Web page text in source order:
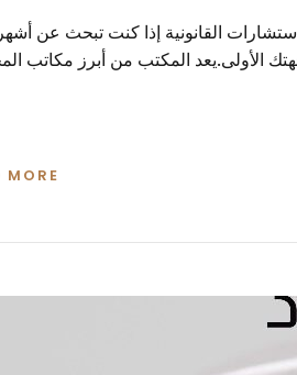
القانونية إذا كنت تبحث عن
الأولى.يعد المكتب من أبرز مكاتب
MORE